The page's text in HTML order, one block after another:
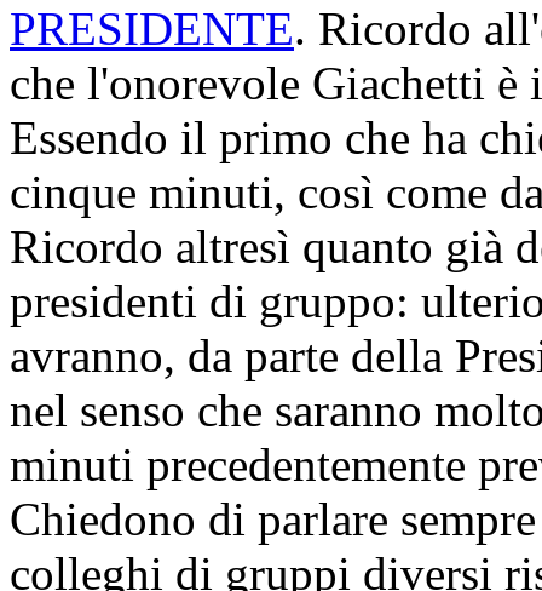
PRESIDENTE. Ricordo
che l'onorevole Giachetti è
Essendo il primo che ha
cinque minuti, così come
Ricordo altresì quanto già
presidenti di gruppo:
avranno, da parte della
nel senso che saranno
minuti precedentemente
Chiedono di parlare
colleghi di gruppi diversi